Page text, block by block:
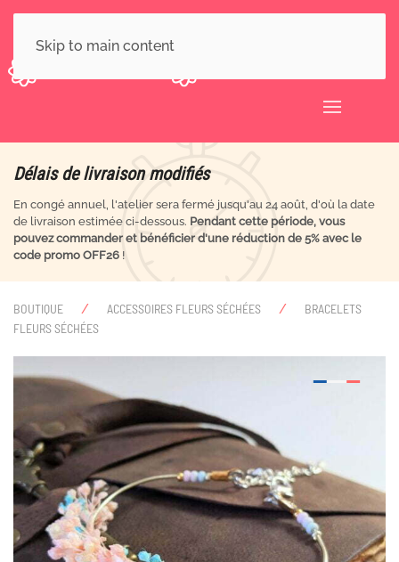
Skip to main content
Délais de livraison modifiés
En congé annuel, l'atelier sera fermé jusqu'au 24 août, d'où la date
de livraison estimée ci-dessous. Pendant cette période, vous
pouvez commander et bénéficier d'une réduction de 5% avec le
code promo OFF26 !
BOUTIQUE ACCESSOIRES FLEURS SÉCHÉES
BRACELETS
FLEURS SÉCHÉES